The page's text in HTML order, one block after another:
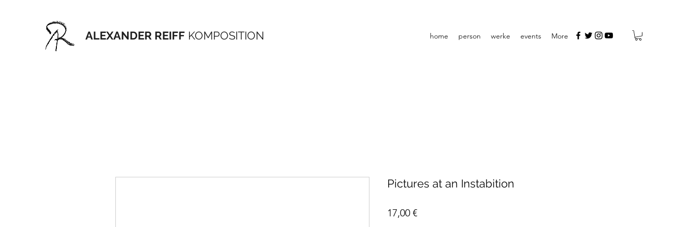
ALEXANDER REIFF KOMPOSITION home person werke events More
Pictures at an Instabition
17,00 €Preis